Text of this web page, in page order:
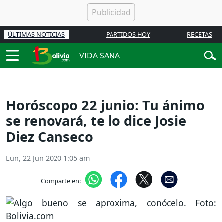
ÚLTIMAS NOTICIAS PARTIDOS HOY RECETAS
VIDA SANA
Horóscopo 22 junio: Tu ánimo
se renovará, te lo dice Josie
Diez Canseco
Lun, 22 Jun 2020 1:05 am
Comparte en: